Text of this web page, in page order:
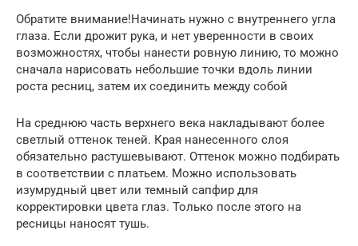
Обратите внимание!Начинать нужно с внутреннего угла
глаза. Если дрожит рука, и нет уверенности в своих
возможностях, чтобы нанести ровную линию, то можно
сначала нарисовать небольшие точки вдоль линии
роста ресниц, затем их соединить между собой
На среднюю часть верхнего века накладывают более
светлый оттенок теней. Края нанесенного слоя
обязательно растушевывают. Оттенок можно подбирать
в соответствии с платьем. Можно использовать
изумрудный цвет или темный сапфир для
корректировки цвета глаз. Только после этого на
ресницы наносят тушь.